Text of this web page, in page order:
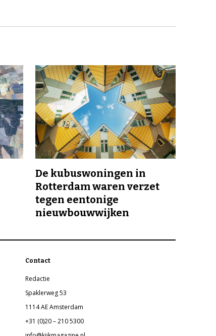
De kubuswoningen in
Rotterdam waren verzet
tegen eentonige
nieuwbouwwijken
Contact
Redactie
Spaklerweg 53
1114 AE Amsterdam
+31 (0)20 – 210 5300